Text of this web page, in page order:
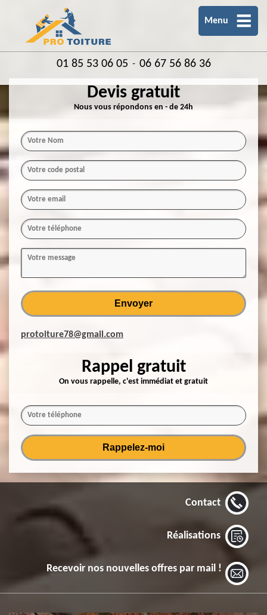
Menu
01 85 53 06 05 - 06 67 56 86 36
Devis gratuit
Nous vous répondons en - de 24h
protoiture78@gmail.com
Rappel gratuit
On vous rappelle, c'est immédiat et gratuit
Contact
Réalisations
Recevoir nos nouvelles offres par mail !